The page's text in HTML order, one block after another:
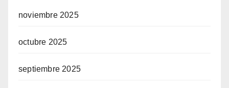
noviembre 2025
octubre 2025
septiembre 2025